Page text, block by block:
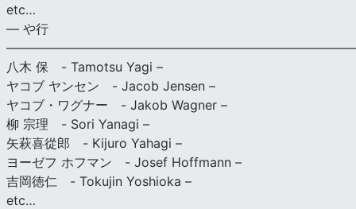
etc…
— や行
八木 保 - Tamotsu Yagi –
ヤコブ ヤンセン - Jacob Jensen –
ヤコブ・ワグナー - Jakob Wagner –
柳 宗理 - Sori Yanagi –
矢萩喜從郎 - Kijuro Yahagi –
ヨーゼフ ホフマン - Josef Hoffmann –
吉岡徳仁 - Tokujin Yoshioka –
etc…